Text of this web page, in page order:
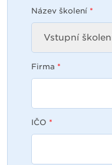
Název školení *
Firma *
IČO *